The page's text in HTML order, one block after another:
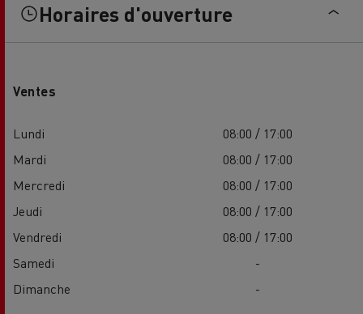
Horaires d'ouverture
Ventes
Lundi
08:00 / 17:00
Mardi
08:00 / 17:00
Mercredi
08:00 / 17:00
Jeudi
08:00 / 17:00
Vendredi
08:00 / 17:00
Samedi
-
Dimanche
-